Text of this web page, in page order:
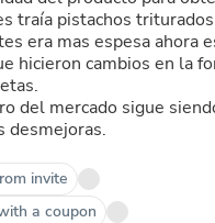
traía pistachos
era mas espesa ahora
hicieron cambios en la
del mercado sigue
desmejoras.
invite
a coupon